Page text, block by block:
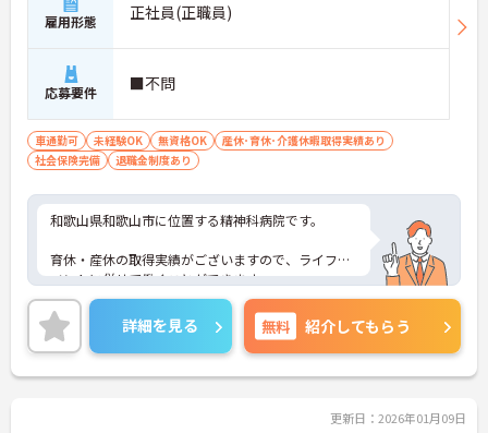
雇用形態 正社員(正職員)
応募要件 ■不問
車通勤可 未経験OK 無資格OK
産休･育休･介護休暇取得実績あり
社会保険完備
退職金制度あり
和歌山県和歌山市に位置する精神科病院です。
育休・産休の取得実績がございますので、ライフイ
ベントに併せて働くことができます。
ご興味をお持ちの方はお気軽にお問い合わせくださ
い。
詳細を見る 無料 紹介してもらう
更新日：2026年01月09日